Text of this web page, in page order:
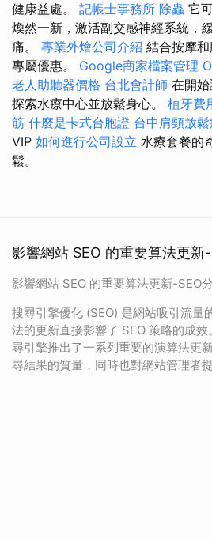
健康益處。 記帳士事務所 除蟲 它
煥然一新，激活副交感神經系統，
痛。 專業外燴公司介紹 結合按摩
專屬優惠。 Google商家檔案管理
老人助聽器價格 台北會計師 在開
探索水療中心並放鬆身心。 植牙費
筋 什麼是卡式台胞證 台中肩頸放
VIP 如何進行公司設立 水療套餐的
鬆。
影響網站 SEO 的重要算法更新
影響網站 SEO 的重要算法更新-SEO
搜尋引擎優化 (SEO) 是網站吸引流量
法的更新直接影響了 SEO 策略的成
尋引擎推出了一系列重要的演算法更
尋結果的質量，同時也對網站管理者